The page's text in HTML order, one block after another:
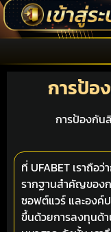
การป้อ
การป้องกัน
ที่ UFABET เราถื
รากฐานสำคัญของก
ซอฟต์แวร์ และอง
ขึ้นด้วยการลงทุนด้า